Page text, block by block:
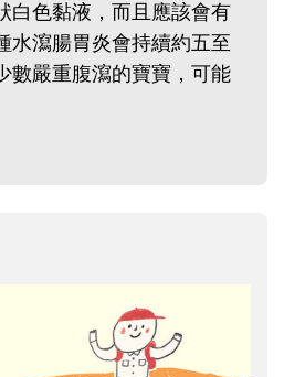
白色黏液，而且應該會有
水瀉腸胃炎會持續約五至
數嚴重腹瀉的寶寶，可能